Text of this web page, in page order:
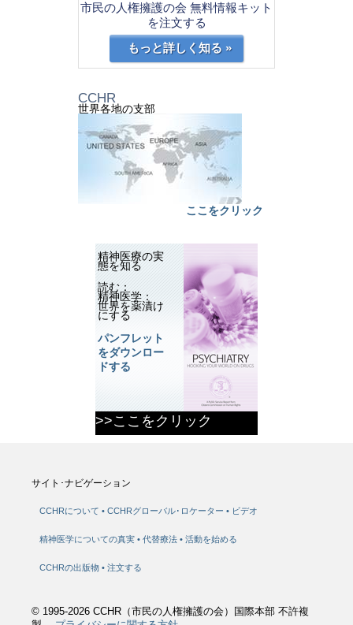
市民の人権擁護の会 無料情報キット
を注文する
もっと詳しく知る »
CCHR
世界各地の支部
ここをクリック
精神医療の実
態を知る
読む：
精神医学：
世界を薬漬け
にする
パンフレット
をダウンロー
ドする
>>ここをクリック
サイト･ナビゲーション
CCHRについて CCHRグローバル･ロケーター ビデオ
精神医学についての真実 代替療法 活動を始める
CCHRの出版物 注文する
© 1995-2026 CCHR（市民の人権擁護の会）国際本部 不許複